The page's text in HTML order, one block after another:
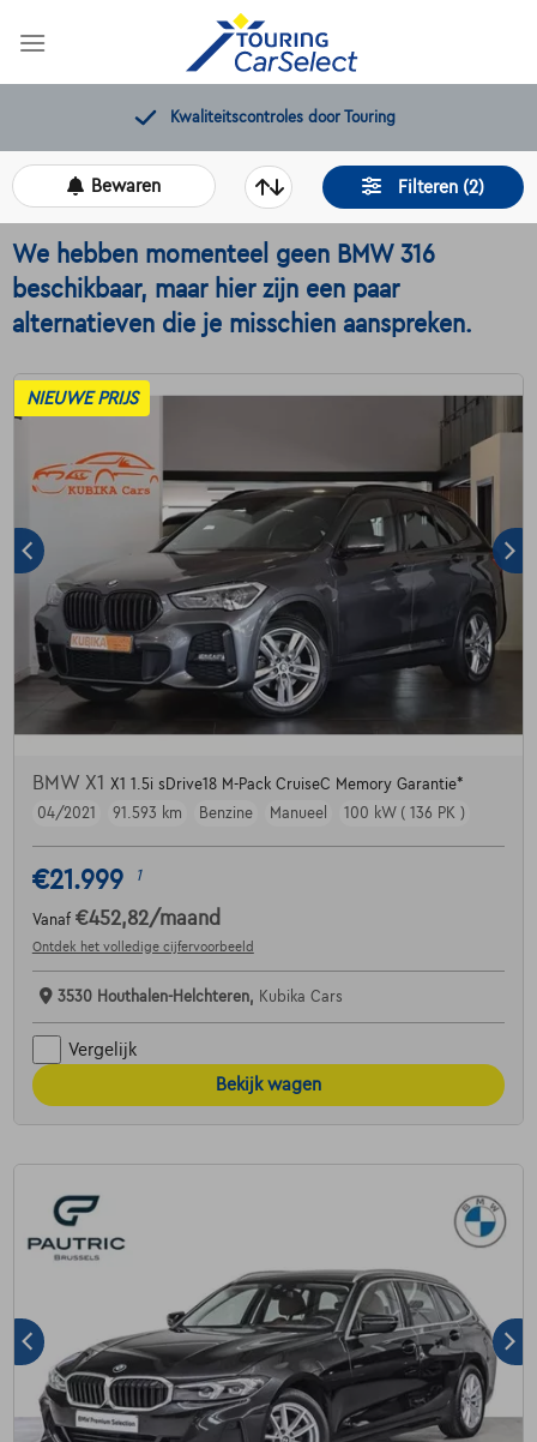
Gratis 12 maanden pechverhelping
Filteren (2)
Bewaren
We hebben momenteel geen BMW 316
beschikbaar, maar hier zijn een paar
alternatieven die je misschien aanspreken.
NIEUWE PRIJS
BMW X1 X1 1.5i sDrive18 M-Pack CruiseC Memory Garantie*
04/2021
91.593 km Benzine Manueel 100 kW ( 136 PK )
€21.999 1
Vanaf €452,82/maand
Ontdek het volledige cijfervoorbeeld
3530 Houthalen-Helchteren, Kubika Cars
Vergelijk
Bekijk wagen